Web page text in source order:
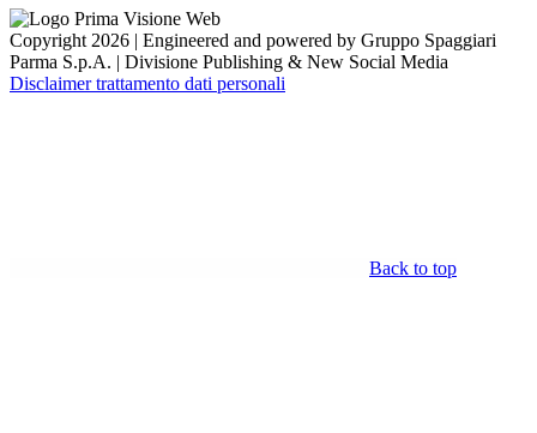
Copyright 2026 | Engineered and powered by Gruppo Spaggiari
Parma S.p.A. | Divisione Publishing & New Social Media
Disclaimer trattamento dati personali
Back to top